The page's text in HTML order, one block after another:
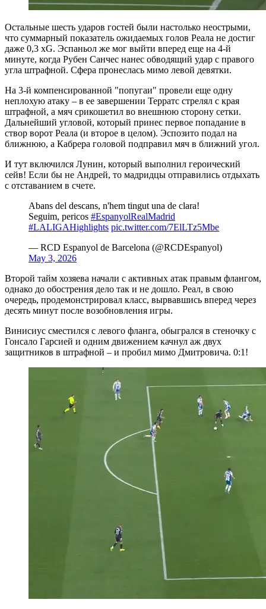
Остальные шесть ударов гостей были настолько неострыми,
что суммарный показатель ожидаемых голов Реала не достиг
даже 0,3 xG. Эспаньол же мог выйти вперед еще на 4-й
минуте, когда Рубен Санчес нанес обводящий удар с правого
угла штрафной. Сфера пронеслась мимо левой девятки.
На 3-й компенсированной "попугаи" провели еще одну
неплохую атаку – в ее завершении Терратс стрелял с края
штрафной, а мяч срикошетил во внешнюю сторону сетки.
Дальнейший угловой, который принес первое попадание в
створ ворот Реала (и второе в целом). Эспозито подал на
ближнюю, а Кабрера головой подправил мяч в ближний угол.
И тут включился Лунин, который выполнил героический
сейв! Если бы не Андрей, то мадридцы отправились отдыхать
с отставанием в счете.
Abans del descans, n'hem tingut una de clara!
Seguim, pericos #EspanyolRealMadrid
#LALIGAHighlights pic.twitter.com/7ElLTz5Mbe
— RCD Espanyol de Barcelona (@RCDEspanyol)
May 3, 2026
Второй тайм хозяева начали с активных атак правым флангом,
однако до обострения дело так и не дошло. Реал, в свою
очередь, продемонстрировал класс, вырвавшись вперед через
десять минут после возобновления игры.
Винисиус сместился с левого фланга, обыгрался в стеночку с
Гонсало Гарсией и одним движением качнул аж двух
защитников в штрафной – и пробил мимо Дмитровича. 0:1!